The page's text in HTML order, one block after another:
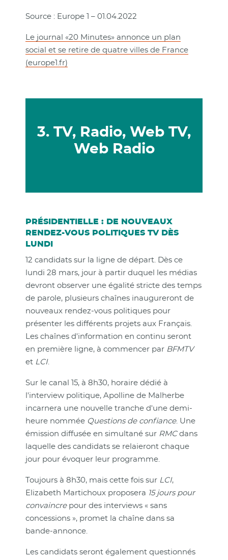
Source : Europe 1 – 01.04.2022
Le journal «20 Minutes» annonce un plan
social et se retire de quatre villes de France
(europe1.fr)
3. TV, Radio, Web TV,
Web Radio
PRÉSIDENTIELLE : DE NOUVEAUX
RENDEZ-VOUS POLITIQUES TV DÈS
LUNDI
12 candidats sur la ligne de départ. Dès ce
lundi 28 mars, jour à partir duquel les médias
devront observer une égalité stricte des temps
de parole, plusieurs chaînes inaugureront de
nouveaux rendez-vous politiques pour
présenter les différents projets aux Français.
Les chaînes d'information en continu seront
en première ligne, à commencer par BFMTV
et LCI.
Sur le canal 15, à 8h30, horaire dédié à
l'interview politique, Apolline de Malherbe
incarnera une nouvelle tranche d'une demi-
heure nommée Questions de confiance. Une
émission diffusée en simultané sur RMCdans
laquelle des candidats se relaieront chaque
jour pour évoquer leur programme.
Toujours à 8h30, mais cette fois sur LCI,
Elizabeth Martichoux proposera 15 jours pour
convaincrepour des interviews « sans
concessions », promet la chaîne dans sa
bande-annonce.
Les candidats seront également questionnés